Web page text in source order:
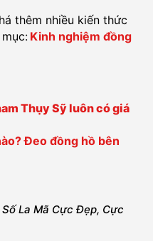
thêm nhiều kiến thức
Kinh nghiệm đồng
Thụy Sỹ luôn có giá
Đeo đồng hồ bên
La Mã Cực Đẹp, Cực